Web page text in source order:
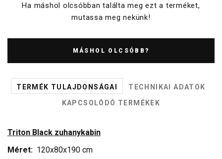
Ha máshol olcsóbban találta meg ezt a terméket,
mutassa meg nekünk!
MÁSHOL OLCSÓBB?
TERMÉK TULAJDONSÁGAI
TECHNIKAI ADATOK
KAPCSOLÓDÓ TERMÉKEK
Triton Black zuhanykabin
Méret: 120x80x190 cm